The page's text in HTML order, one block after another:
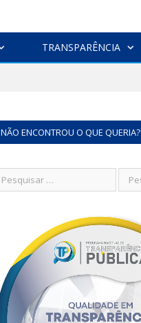
TRANSPARÊNCIA
NÃO ENCONTROU O QUE QUERIA?